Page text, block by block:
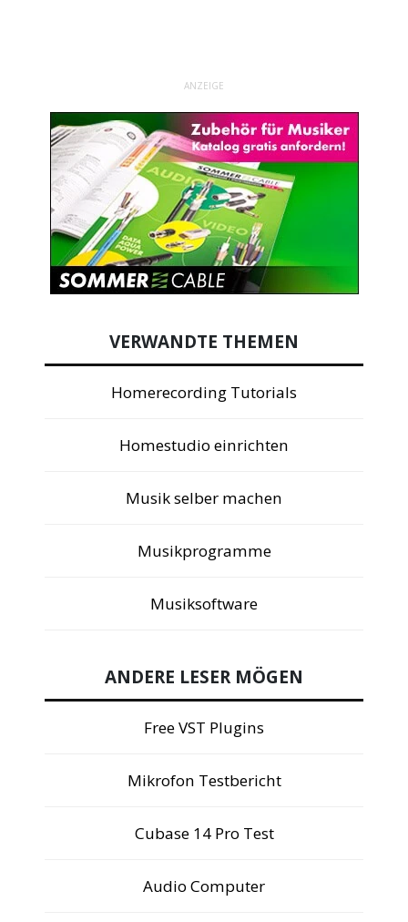
ANZEIGE
VERWANDTE THEMEN
Homerecording Tutorials
Homestudio einrichten
Musik selber machen
Musikprogramme
Musiksoftware
ANDERE LESER MÖGEN
Free VST Plugins
Mikrofon Testbericht
Cubase 14 Pro Test
Audio Computer